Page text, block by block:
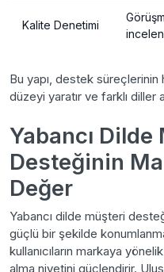
Kalite Denetimi
Bu yapı, destek süreçlerinin
düzeyi yaratır ve farklı diller
Yabancı
Desteğinin
Değer
Yabancı dilde müşteri
güçlü bir şekilde
kullanıcıların markaya yönelik
alma niyetini güçlendirir.